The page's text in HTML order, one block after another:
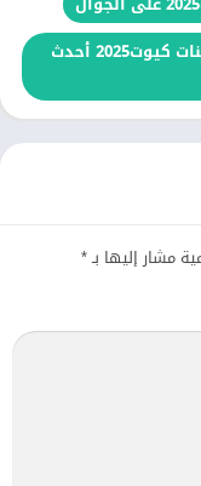
مميزات وعيوب تطبيق خلفيات بنات كيوت_بنات كيوت2025 أحدث
مشار إليها بـ*